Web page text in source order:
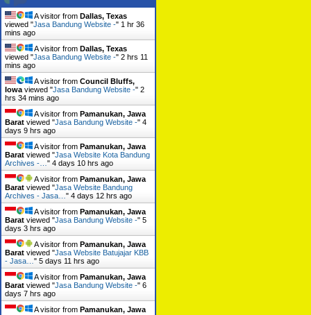
A visitor from Dallas, Texas
viewed "Jasa Bandung Website -" 1 hr 36
mins ago
A visitor from Dallas, Texas
viewed "Jasa Bandung Website -" 2 hrs 11
mins ago
A visitor from Council Bluffs,
Iowaviewed "Jasa Bandung Website -" 2
hrs 34 mins ago
A visitor from Pamanukan, Jawa
Barat viewed "Jasa Bandung Website -" 4
days 9 hrs ago
A visitor from Pamanukan, Jawa
Barat viewed "Jasa Website Kota Bandung
Archives -…" 4 days 10 hrs ago
A visitor from Pamanukan, Jawa
Barat viewed "Jasa Website Bandung
Archives - Jasa…" 4 days 12 hrs ago
A visitor from Pamanukan, Jawa
Barat viewed "Jasa Bandung Website -" 5
days 3 hrs ago
A visitor from Pamanukan, Jawa
Barat viewed "Jasa Website Batujajar KBB
- Jasa…" 5 days 11 hrs ago
A visitor from Pamanukan, Jawa
Barat viewed "Jasa Bandung Website -" 6
days 7 hrs ago
A visitor from Pamanukan, Jawa